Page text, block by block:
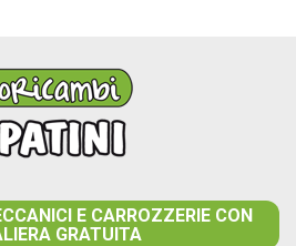
E CARROZZERIE CON
GRATUITA